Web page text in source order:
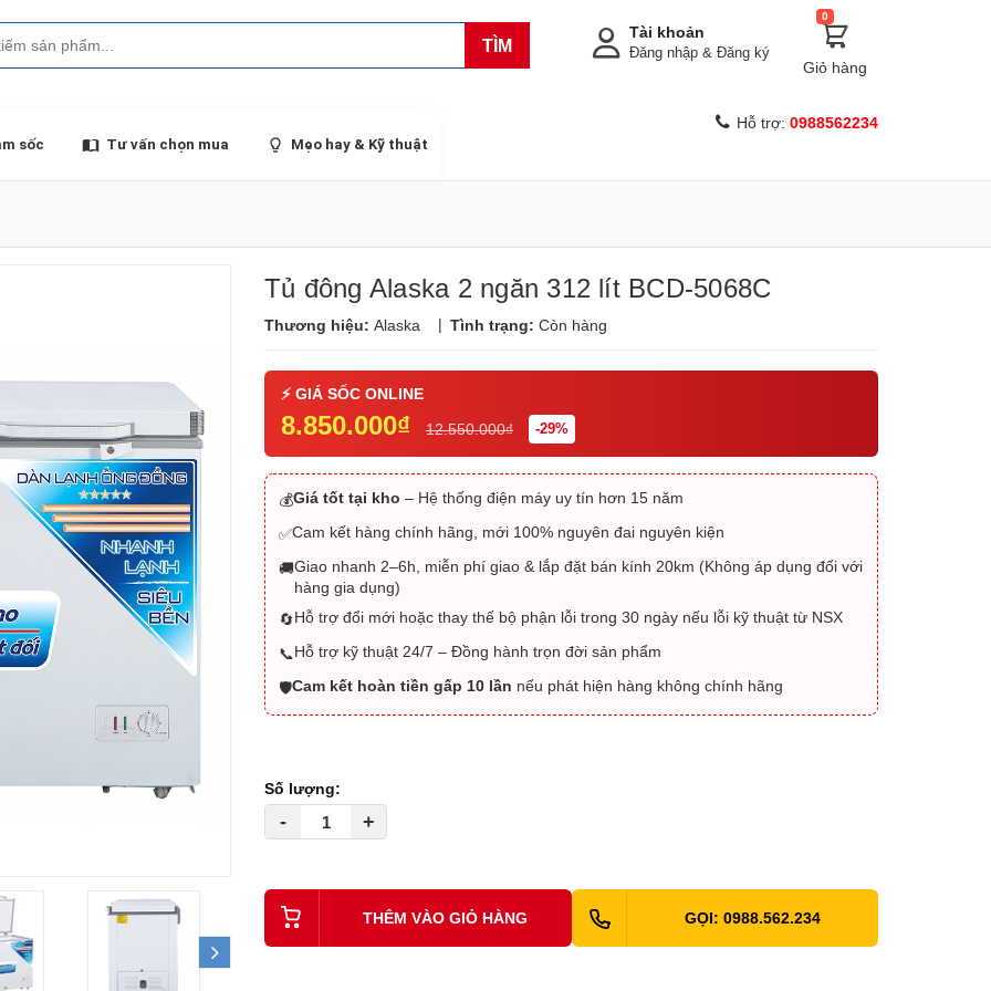
TÌM
0
Giỏ hàng
Tài khoản
Đăng nhập & Đăng ký
sốc Tư vấn chọn mua Mẹo hay & Kỹ thuật
Hỗ trợ: 0988562234
Tủ đông Alaska 2 ngăn 312 lít BCD-5068C
Thương hiệu: Alaska | Tình trạng: Còn hàng
8.850.000₫ 12.550.000₫ -29%
💰Giá tốt tại kho – Hệ thống điện máy uy tín hơn 15 năm
✅Cam kết hàng chính hãng, mới 100% nguyên đai nguyên kiện
🚚Giao nhanh 2–6h, miễn phí giao & lắp đặt bán kính 20km (Không áp dụng đối với
hàng gia dụng)
🔄Hỗ trợ đổi mới hoặc thay thế bộ phận lỗi trong 30 ngày nếu lỗi kỹ thuật từ NSX
📞Hỗ trợ kỹ thuật 24/7 – Đồng hành trọn đời sản phẩm
🛡️Cam kết hoàn tiền gấp 10 lần nếu phát hiện hàng không chính hãng
Số lượng:
- +
THÊM VÀO GIỎ HÀNG GỌI: 0988.562.234